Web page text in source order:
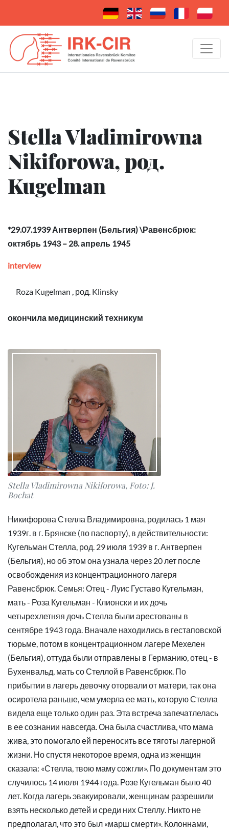
Stella Vladimirowna
Nikiforowa, род.
Kugelman
*29.07.1939 Антверпен (Бельгия) \Равенсбрюк:
октябрь 1943 – 28. апрель 1945
interview
Roza Kugelman , род. Klinsky
окончила медицинский техникум
Stella Vladimirowna Nikiforowa, Foto: J.
Bochat
Никифорова Стелла Владимировна, родилась 1 мая
1939г. в г. Брянске (по паспорту), в действительности:
Кугельман Стелла, род. 29 июля 1939 в г. Антверпен
(Бельгия), но об этом она узнала через 20 лет после
освобождения из концентрационного лагеря
Равенсбрюк. Семья: Отец - Луис Густаво Кугельман,
мать - Роза Кугельман - Клионски и их дочь
четырехлетняя дочь Стелла были арестованы в
сентябре 1943 года. Вначале находились в гестаповской
тюрьме, потом в концентрационном лагере Мехелен
(Бельгия), оттуда были отправлены в Германию, отец - в
Бухенвальд, мать со Стеллой в Равенсбрюк. По
прибытии в лагерь девочку оторвали от матери, так она
осиротела раньше, чем умерла ее мать, которую Стелла
видела еще только один раз. Эта встреча запечатлелась
в ее сознании навсегда. Она была счастлива, что мама
жива, это помогало ей переносить все тяготы лагерной
жизни. Но спустя некоторое время, одна из женщин
сказала: «Стелла, твою маму сожгли». По документам это
случилось 14 июля 1944 года. Розе Кугельман было 40
лет. Когда лагерь эвакуировали, женщинам разрешили
взять несколько детей и среди них Стеллу. Никто не
предполагал, что это был «марш смерти». Колоннами,